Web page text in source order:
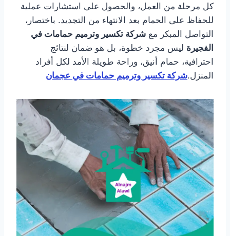
كل مرحلة من العمل، والحصول على استشارات عملية
للحفاظ على الحمام بعد الانتهاء من التجديد. باختصار،
التواصل المبكر مع شركة تكسير وترميم حمامات في
الفجيرة ليس مجرد خطوة، بل هو ضمان لنتائج
احترافية، حمام أنيق، وراحة طويلة الأمد لكل أفراد
المنزل.شركة تكسير وترميم حمامات في عجمان